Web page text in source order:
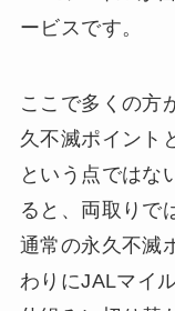
ービスです。
ここで多くの方
久不滅ポイント
という点ではな
ると、両取りで
通常の永久不滅
わりにJALマイ